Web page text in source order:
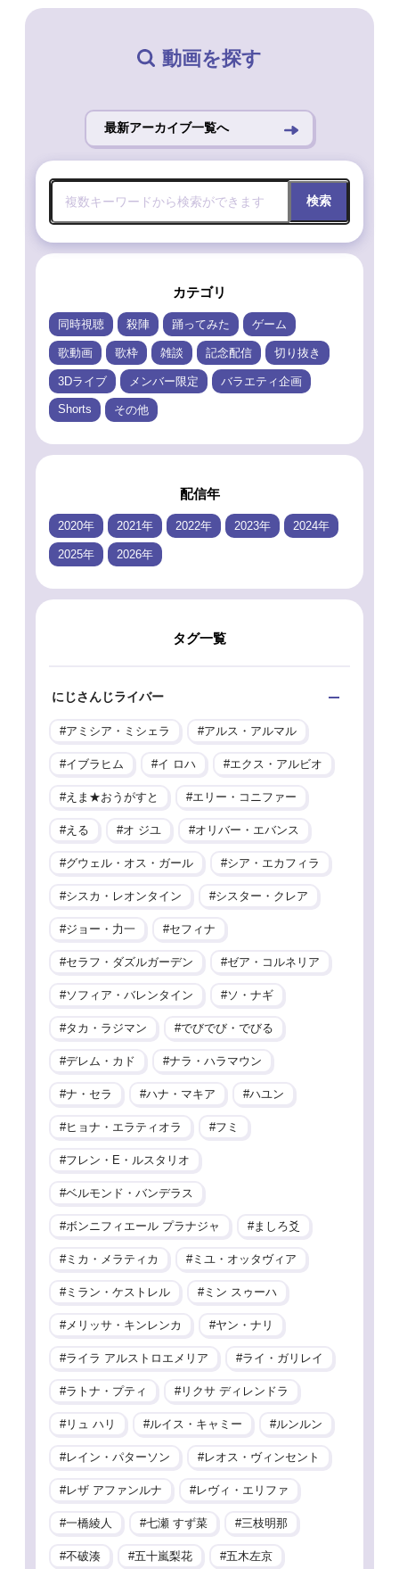
動画を探す
最新アーカイブ一覧へ
検索
カテゴリ
同時視聴 殺陣 踊ってみた ゲーム
歌動画 歌枠 雑談 記念配信 切り抜き
3Dライブ メンバー限定 バラエティ企画
Shorts その他
配信年
2020年 2021年 2022年 2023年 2024年
2025年 2026年
タグ一覧
にじさんじライバー
アミシア・ミシェラ アルス・アルマル
イブラヒム イ ロハ エクス・アルビオ
えま★おうがすと エリー・コニファー
える オ ジユ オリバー・エバンス
グウェル・オス・ガール シア・エカフィラ
シスカ・レオンタイン シスター・クレア
ジョー・力一 セフィナ
セラフ・ダズルガーデン ゼア・コルネリア
ソフィア・バレンタイン ソ・ナギ
タカ・ラジマン でびでび・でびる
デレム・カド ナラ・ハラマウン
ナ・セラ ハナ・マキア ハユン
ヒョナ・エラティオラ フミ
フレン・E・ルスタリオ
ベルモンド・バンデラス
ボンニフィエール プラナジャ ましろ爻
ミカ・メラティカ ミユ・オッタヴィア
ミラン・ケストレル ミン スゥーハ
メリッサ・キンレンカ ヤン・ナリ
ライラ アルストロエメリア ライ・ガリレイ
ラトナ・プティ リクサ ディレンドラ
リュ ハリ ルイス・キャミー ルンルン
レイン・パターソン レオス・ヴィンセント
レザ アファンルナ レヴィ・エリファ
一橋綾人 七瀬 すず菜 三枝明那
不破湊 五十嵐梨花 五木左京